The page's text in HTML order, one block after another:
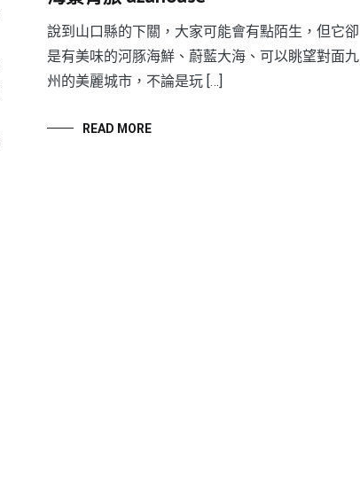
說到山口縣的下關，大家可能會有點陌生，但它卻
是有美味的河豚海鮮、蔚藍大海、可以眺望對面九
州的美麗城市，不論是玩 […]
READ MORE